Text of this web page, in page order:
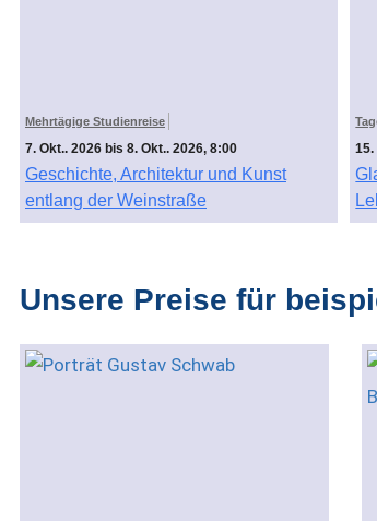
Mehrtägige Studienreise
7. Okt.. 2026 bis 8. Okt.. 2026, 8:00
Geschichte, Architektur und Kunst
entlang der Weinstraße
15.
Unsere Preise für